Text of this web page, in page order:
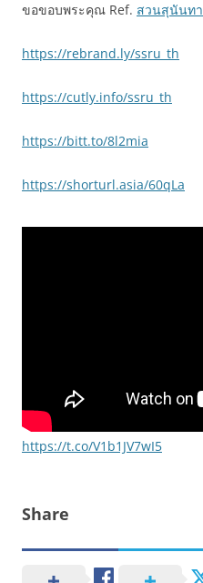
ขอขอบพระคุณ Ref. สวนสุนันทา
https://rebrand.ly/ssru_th
https://cutly.info/ssru_th
https://bitt.to/8l2mia
https://shorturl.asia/60qLa
https://t.co/V1b1JV7wI5
Share